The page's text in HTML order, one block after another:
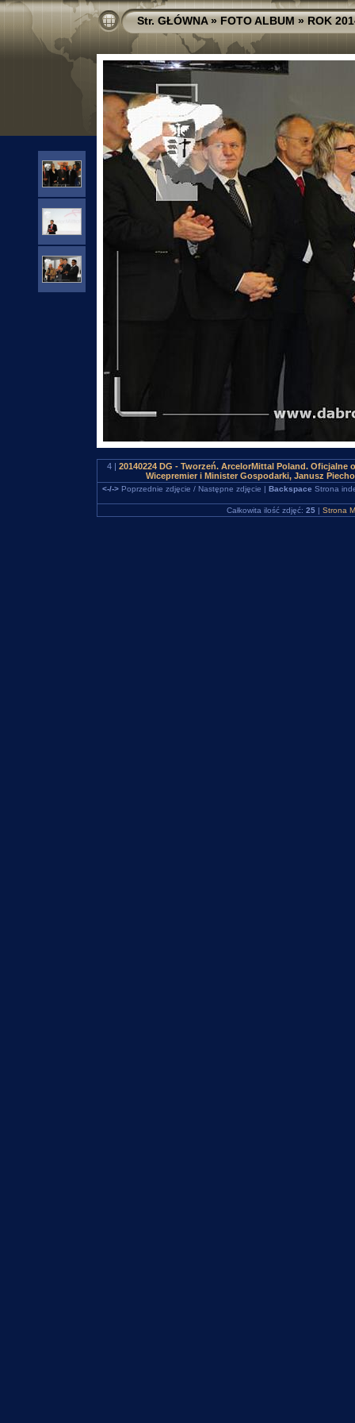
Str. GŁÓWNA»FOTO ALBUM»ROK
4 | 20140224 DG - Tworzeń. ArcelorMittal Poland.
Wicepremier i Minister Gospodarki, Janusz
<-/->Poprzednie zdjęcie / Następne zdjęcie | Backspace Strona
Całkowita ilość zdjęć: 25 | Strona